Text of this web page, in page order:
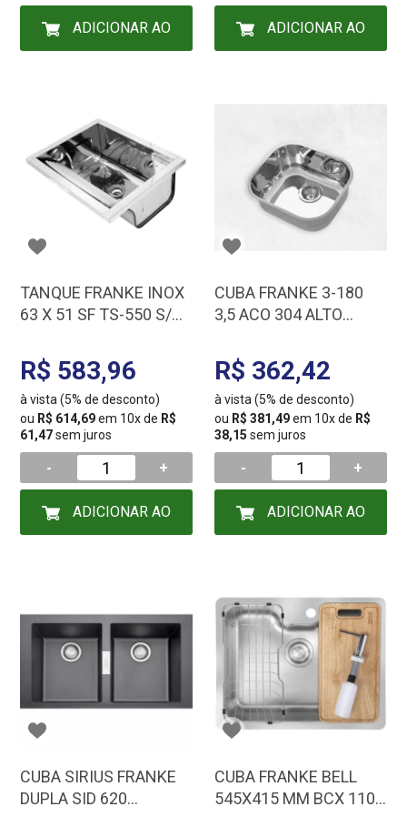
TANQUE FRANKE INOX
63 X 51 SF TS-550 S/
10115 F/L
R$ 583,96
à vista (5% de desconto)
ou R$ 614,69em 10x de R$
61,47sem juros
- +
CUBA FRANKE 3-180
3,5 ACO 304 ALTO
ESP 0,6 6222 F/L
R$ 362,42
à vista (5% de desconto)
ou R$ 381,49em 10x de R$
38,15 sem juros
- +
CUBA SIRIUS FRANKE
DUPLA SID 620
CUBA FRANKE BELL
545X415 MM BCX 110-